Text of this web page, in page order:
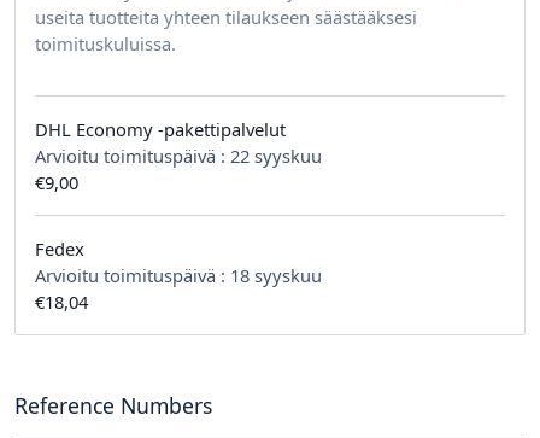
useita tuotteita yhteen tilaukseen säästääksesi
toimituskuluissa.
DHL Economy -pakettipalvelut
Arvioitu toimituspäivä : 22 syyskuu
€9,00
Fedex
Arvioitu toimituspäivä : 18 syyskuu
€18,04
Reference Numbers